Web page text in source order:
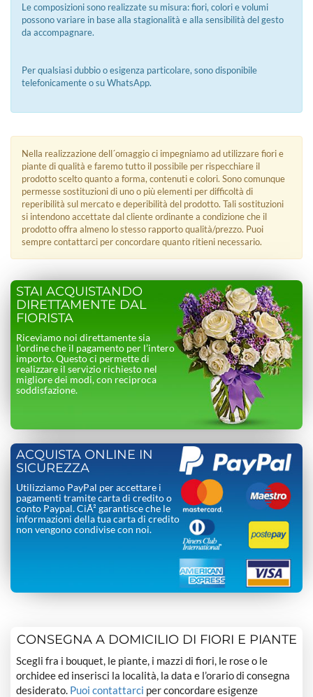
Le composizioni sono realizzate su misura: fiori, colori e volumi
possono variare in base alla stagionalità e alla sensibilità del gesto
da accompagnare.
Per qualsiasi dubbio o esigenza particolare, sono disponibile
telefonicamente o su WhatsApp.
Nella realizzazione dell´omaggio ci impegniamo ad utilizzare fiori e
piante di qualità e faremo tutto il possibile per rispecchiare il
prodotto scelto quanto a forma, contenuti e colori. Sono comunque
permesse sostituzioni di uno o più elementi per difficoltà di
reperibilità sul mercato e deperibilità del prodotto. Tali sostituzioni
si intendono accettate dal cliente ordinante a condizione che il
prodotto offra almeno lo stesso rapporto qualità/prezzo. Puoi
sempre contattarci per concordare quanto ritieni necessario.
STAI ACQUISTANDO
DIRETTAMENTE DAL
FIORISTA
Riceviamo noi direttamente sia
l’ordine che il pagamento per l’intero
importo. Questo ci permette di
realizzare il servizio richiesto nel
migliore dei modi, con reciproca
soddisfazione.
ACQUISTA ONLINE IN
SICUREZZA
Utilizziamo PayPal per accettare i
pagamenti tramite carta di credito o
conto Paypal. CiÃ² garantisce che le
informazioni della tua carta di credito
non vengono condivise con noi.
CONSEGNA A DOMICILIO DI FIORI E PIANTE
Scegli fra i bouquet, le piante, i mazzi di fiori, le rose o le
orchidee ed inserisci la località, la data e l’orario di consegna
desiderato. Puoi contattarci per concordare esigenze